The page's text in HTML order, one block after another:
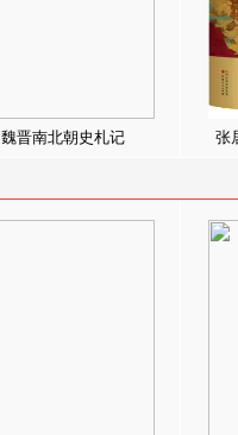
魏晋南北朝史札记 张